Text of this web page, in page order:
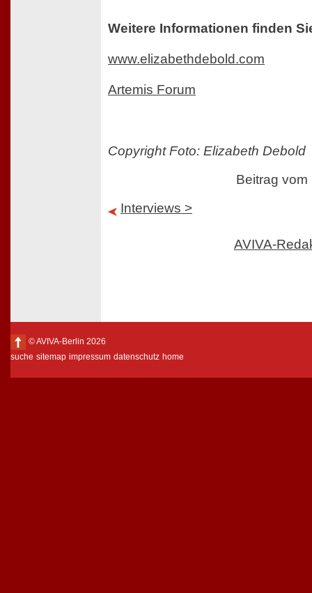
Weitere Informationen finden
www.elizabethdebold.com
Artemis Forum
Copyright Foto: Elizabeth Debold
Interviews >
Beitrag
AVIVA-
© AVIVA-Berlin 2026
suche sitemap impressum datenschutz home